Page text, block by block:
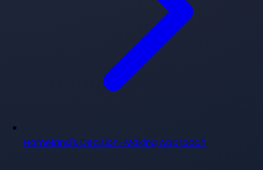
Homeland's Decision-Making Approach